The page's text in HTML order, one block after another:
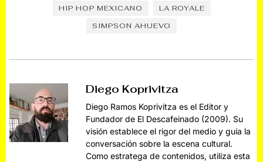
HIP HOP MEXICANO
LA ROYALE
SIMPSON AHUEVO
Diego Koprivitza
Diego Ramos Koprivitza es el Editor y
Fundador de El Descafeinado (2009). Su
visión establece el rigor del medio y guía la
conversación sobre la escena cultural.
Como estratega de contenidos, utiliza esta